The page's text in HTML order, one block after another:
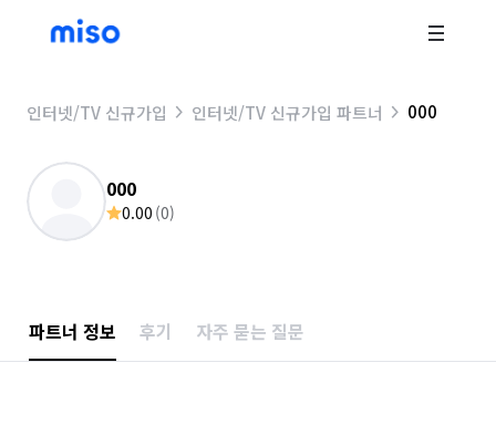
인터넷/TV 신규가입 인터넷/TV 신규가입 파트너 000
000
0.00 (0)
파트너 정보 후기 자주 묻는 질문